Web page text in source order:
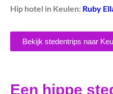
Hip hotel in Keulen: Ruby
Bekijk stedentrips naar
Een hippe